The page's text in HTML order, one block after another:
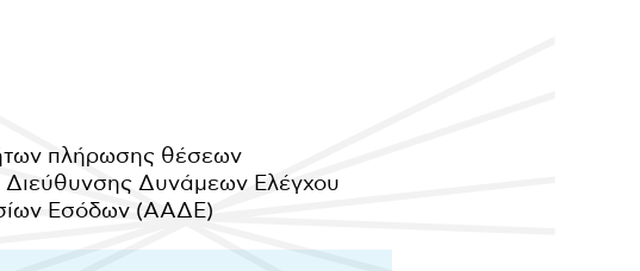
πλήρωσης θέσεων
Διεύθυνσης Δυνάμεων Ελέγχου
Εσόδων (ΑΑΔΕ)